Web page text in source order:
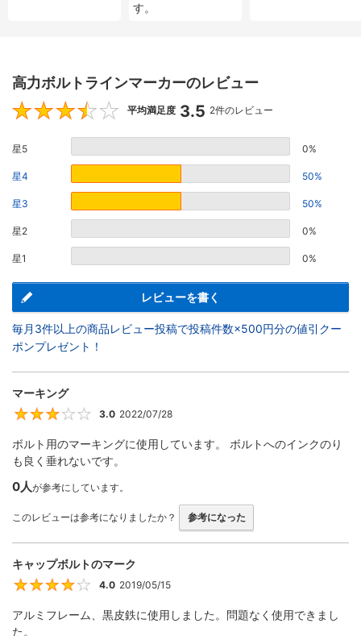
す。
高力ボルトラインマーカーのレビュー
3.5
平均満足度 3.5 2件のレビュー
星5 0%
星4 50%
星3 50%
星2 0%
星1 0%
レビューを書く
毎月3件以上の商品レビュー投稿で投稿件数×500円分の値引クー
ポンプレゼント！
マーキング
3
3.0 2022/07/28
ボルト用のマーキングに使用しています。 ボルトへのインクのり
も良く垂れないです。
0人が参考にしています。
このレビューは参考になりましたか？ 参考になった
キャップボルトのマーク
4
4.0 2019/05/15
アルミフレーム、黒皮鉄に使用しました。問題なく使用できまし
た。